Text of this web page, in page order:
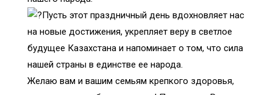
Пусть этот праздничный день вдохновляет нас
на новые достижения, укрепляет веру в светлое
будущее Казахстана и напоминает о том, что сила
нашей страны в единстве ее народа.
Желаю вам и вашим семьям крепкого здоровья,